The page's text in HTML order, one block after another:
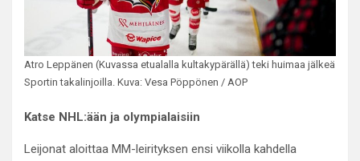
Atro Leppänen (Kuvassa etualalla kultakypärällä) teki huimaa jälkeä
Sportin takalinjoilla. Kuva: Vesa Pöppönen / AOP
Katse NHL:ään ja olympialaisiin
Leijonat aloittaa MM-leirityksen ensi viikolla kahdella